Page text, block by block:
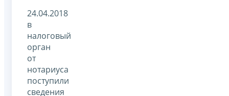
24.04.2018
в
налоговый
орган
от
нотариуса
поступили
сведения